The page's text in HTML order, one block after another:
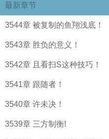
最新章节
3544章 被复制的鱼翔浅底！
3543章 胜负的意义！
3542章 且看扫S这种技巧！
3541章 跟随者！
3540章 许未决！
3539章 三方制衡!